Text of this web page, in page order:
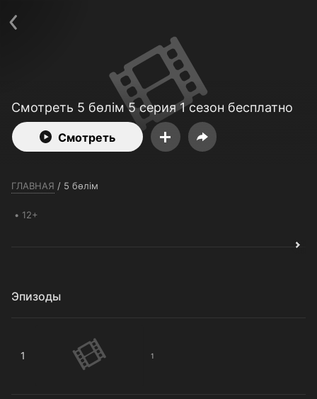
Смотреть 5 бөлім 5 серия 1 сезон бесплатно
Смотреть
ГЛАВНАЯ / 5 бөлім
12+
Эпизоды
1 1
Политика конфиденциальности
Открыть приложение